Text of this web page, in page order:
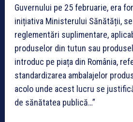
Guvernului pe 25 februarie, era
inițiativa Ministerului Sănătății,
reglementări suplimentare,
produselor din tutun sau
introduc pe piața din România,
standardizarea ambalajelor
acolo unde acest lucru se
de sănătatea publică…”